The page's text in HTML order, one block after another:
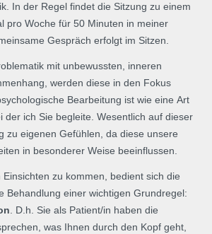
In der Regel findet die Sitzung zu einem
pro Woche für 50 Minuten in meiner
Gespräch erfolgt im Sitzen.
mit unbewussten, inneren
werden diese in den Fokus
Bearbeitung ist wie eine Art
der ich Sie begleite. Wesentlich auf dieser
zu eigenen Gefühlen, da diese unsere
in besonderer Weise beeinflussen.
Einsichten zu kommen, bedient sich die
Behandlung einer wichtigen Grundregel:
. D.h. Sie als Patient/in haben die
was Ihnen durch den Kopf geht,